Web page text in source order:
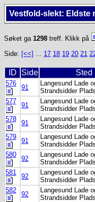
Vestfold-slekt: Eldste
Søket ga 1298 treff. Klikk på
Side: [<<] ... 17 18 19 20 21
ID Side Sted
576
91
Langesund Lade
Strandsidder Plads
577
91
Langesund Lade
Strandsidder Plads
578
91
Langesund Lade
Strandsidder Plads
579
91
Langesund Lade
Strandsidder Plads
580
92
Langesund Lade
Strandsidder Plads
581
92
Langesund Lade
Strandsidder Plads
582
92
Langesund Lade
Strandsidder Plads